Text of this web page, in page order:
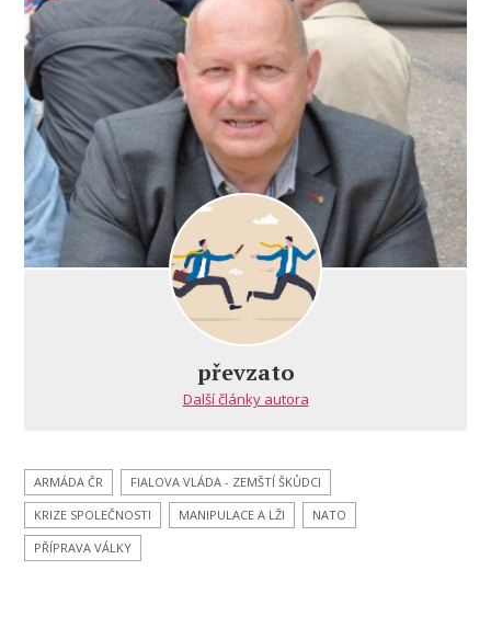
Vyšetřování
skončilo,
zapomeňte!
Štefec
o „armádní
mafii“
převzato
Další články autora
ARMÁDA ČR
FIALOVA VLÁDA - ZEMŠTÍ ŠKŮDCI
KRIZE SPOLEČNOSTI
MANIPULACE A LŽI
NATO
PŘÍPRAVA VÁLKY